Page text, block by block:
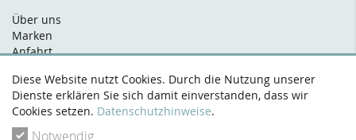
Diese Website nutzt Cookies. Durch die Nutzung unserer
Dienste erklären Sie sich damit einverstanden, dass wir
Cookies setzen. Datenschutzhinweise.
Notwendig
Über uns
Marken
Anfahrt
Kontakt
RECHTLICHES